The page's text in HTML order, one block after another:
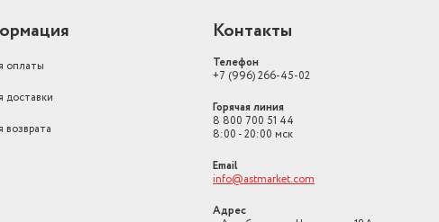
оплаты
доставки
возврата
Контакты
Телефон
+7 (996) 266-45-02
Горячая линия
8 800 700 51 44
8:00 - 20:00 мск
Email
info@astmarket.com
Адрес